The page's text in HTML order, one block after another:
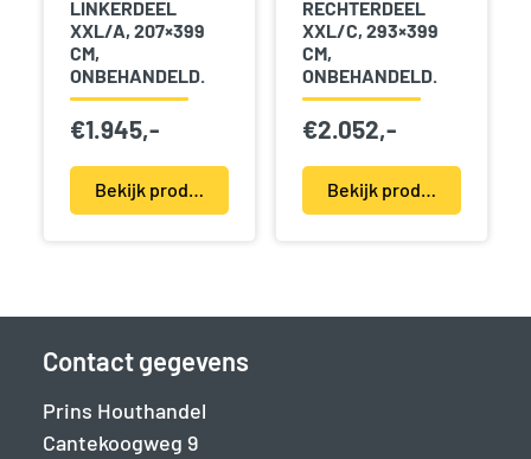
LINKERDEEL
XXL/A, 207×399
CM,
ONBEHANDELD.
€1.945,-
Bekijk product(en)
RECHTERDEEL
XXL/C, 293×399
CM,
ONBEHANDELD.
€2.052,-
Bekijk product(en)
Contact gegevens
Prins Houthandel
Cantekoogweg 9